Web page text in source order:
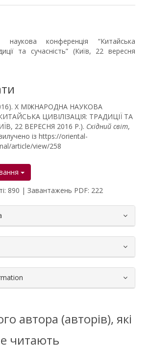
конференція “Китайська
та сучасність” (Київ, 22 вересня
X МІЖНАРОДНА НАУКОВА
ЦИВІЛІЗАЦІЯ: ТРАДИЦІЇ ТА
22 ВЕРЕСНЯ 2016 Р.). Східний світ,
із https://oriental-
article/view/258
890 | Завантажень PDF: 222
автора (авторів), які
читають